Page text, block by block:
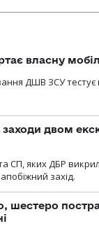
власну
ДШВ ЗСУ тестує
заходи двом
СП, яких ДБР
захід.
шестеро